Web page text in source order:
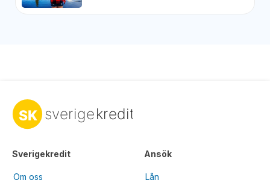
Sverigekredit
Om oss
Ansök
Lån